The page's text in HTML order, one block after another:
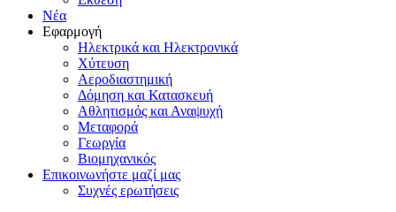
Νέα
Εφαρμογή
Ηλεκτρικά και Ηλεκτρονικά
Χύτευση
Αεροδιαστημική
Δόμηση και Κατασκευή
Αθλητισμός και Αναψυχή
Μεταφορά
Γεωργία
Βιομηχανικός
Επικοινωνήστε μαζί μας
Συχνές ερωτήσεις